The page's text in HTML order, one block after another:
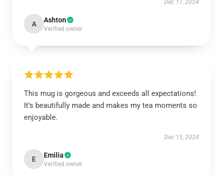
Dec 17, 2024
A Ashton
Verified owner
This mug is gorgeous and exceeds all expectations!
It’s beautifully made and makes my tea moments so
enjoyable.
Dec 15, 2024
E Emilia
Verified owner